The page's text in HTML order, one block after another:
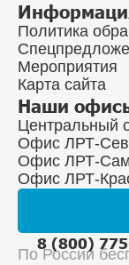
Политика
Мероприятия
Карта сайта
Наши
Центральный
Офис ЛРТ-
Офис ЛРТ-
Офис ЛРТ-
8 (800)
По России